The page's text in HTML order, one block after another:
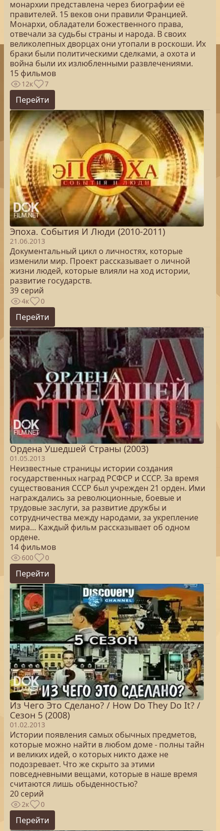
монархии представлена через биографии её
правителей. 15 веков они правили Францией.
Монархи, обладатели божественного права,
отвечали за судьбы страны и народа. В своих
великолепных дворцах они утопали в роскоши. Их
браки были политическими сделками, а охота и
война были их излюбленными развлечениями.
15 фильмов
12к 7
Перейти
Эпоха. Cобытия И Люди (2010-2011)
21.06.2013
Документальный цикл о личностях, которые
изменили мир. Проект рассказывает о личной
жизни людей, которые влияли на ход истории,
развитие государств.
39 серий
4к 0
Перейти
Ордена Ушедшей Страны (2003)
01.05.2013
Неизвестные страницы истории создания
государственных наград РСФСР и СССР. За время
существования СССР был учрежден 21 орден. Ими
награждались за революционные, боевые и
трудовые заслуги, за развитие дружбы и
сотрудничества между народами, за укрепление
мира… Каждый фильм рассказывает об одном
ордене.
14 фильмов
600 0
Перейти
Из Чего Это Сделано? / How Do They Do It? /
Сезон 5 (2008)
01.02.2013
Истории появления самых обычных предметов,
которые можно найти в любом доме - полны тайн
и великих идей, о которых никто даже не
подозревает. Что же скрыто за этими
повседневными вещами, которые в наше время
считаются лишь обыденностью?
20 серий
2к 0
Перейти